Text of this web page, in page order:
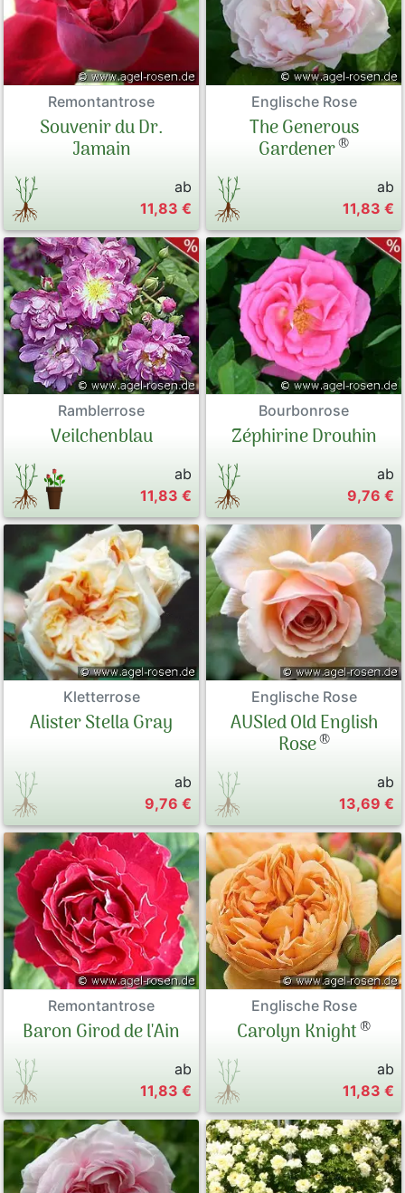
Remontantrose
Souvenir du Dr.
Jamain
ab
11,83 €
Englische Rose
The Generous
Gardener®
ab
11,83 €
Ramblerrose
Veilchenblau
ab
11,83 €
Bourbonrose
Zéphirine Drouhin
ab
9,76 €
Kletterrose
Alister Stella Gray
ab
9,76 €
Englische Rose
AUSled Old English
Rose®
ab
13,69 €
Remontantrose
Baron Girod de l'Ain
ab
11,83 €
Englische Rose
Carolyn Knight®
ab
11,83 €